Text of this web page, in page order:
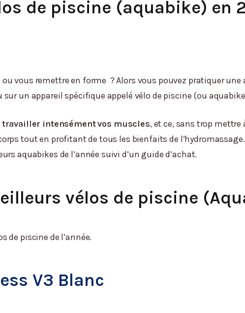
de piscine (aquabike) en
vous remettre en forme ? Alors vous pouvez pratiquer
sur un appareil spécifique appelé vélo de piscine (ou
travailler intensément vos muscles, et ce, sans trop mettre
tout en profitant de tous les bienfaits de
aquabikes de l’année suivi d’un guide d’achat.
vélos de piscine
de piscine de l’année.
V3 Blanc